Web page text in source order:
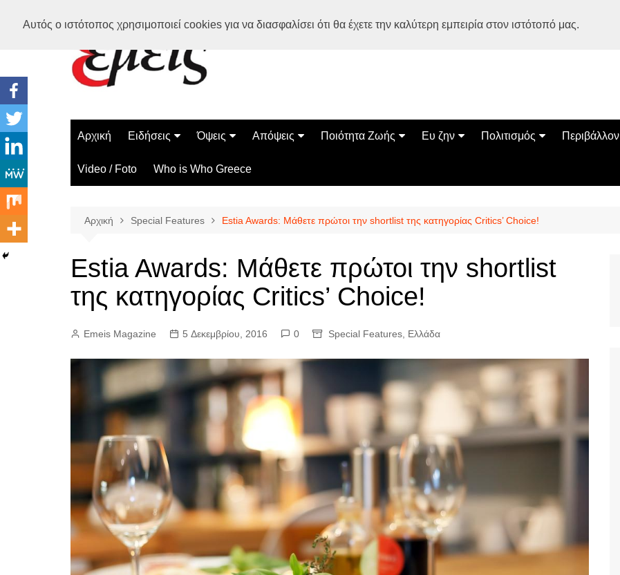
Αυτός ο ιστότοπος χρησιμοποιεί cookies για να διασφαλίσει ότι θα έχετε την καλύτερη εμπειρία στον ιστότοπό μας.
Αρχική Ειδήσεις
Ελλάδα
Διεθνή
Όψεις
Διάστημα
Επιστήμη
Περίεργα
Απόψεις
Αρθρογραφία
Ποιότητα Ζωής
Ασκηση
Ευ ζην
Αυτοβελτίωση
Πολιτισμός
Εκδηλώσεις
Αρχιτεκτονική
Bonsai Stories
Περιβάλλον
Οικολογία
Video / Foto Who is Who Greece
Αρχική Special Features Estia Awards: Μάθετε πρώτοι την shortlist της κατηγορίας Critics’ Choice!
Estia Awards: Μάθετε πρώτοι την shortlist
της κατηγορίας Critics’ Choice!
Emeis Magazine 5 Δεκεμβρίου, 2016 0 Special Features Ελλάδα